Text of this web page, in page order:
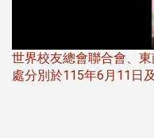
世界校友總會聯合會、
處分別於115年6月11日